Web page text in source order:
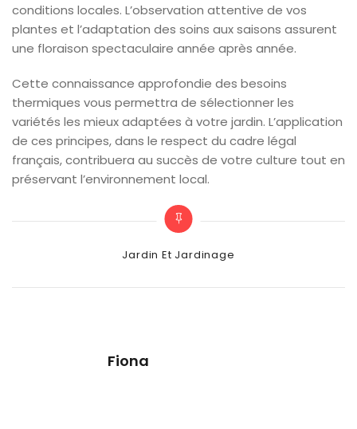
conditions locales. L’observation attentive de vos
plantes et l’adaptation des soins aux saisons assurent
une floraison spectaculaire année après année.
Cette connaissance approfondie des besoins
thermiques vous permettra de sélectionner les
variétés les mieux adaptées à votre jardin. L’application
de ces principes, dans le respect du cadre légal
français, contribuera au succès de votre culture tout en
préservant l’environnement local.
Categories
Jardin Et Jardinage
Fiona